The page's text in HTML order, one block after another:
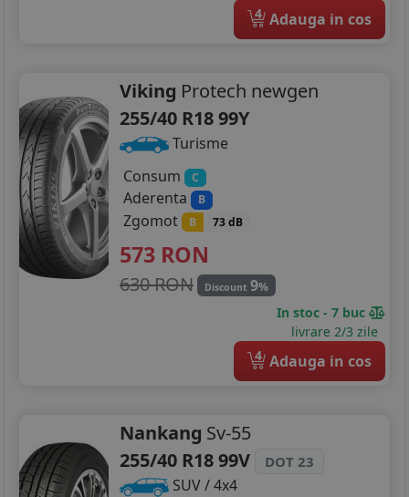
4 Adauga in cos
Viking Protech newgen
255/40 R18 99Y
Turisme
Consum
C
Aderenta B
Zgomot B 73 dB
573 RON
630 RON Discount 9%
In stoc - 7 buc
livrare 2/3 zile
4 Adauga in cos
Nankang Sv-55
255/40 R18 99V
DOT 23
SUV / 4x4